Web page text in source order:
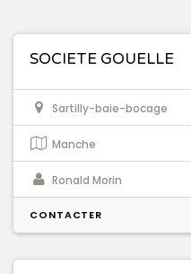
SOCIETE GOUELLE
Sartilly-baie-bocage
Manche
Ronald Morin
CONTACTER